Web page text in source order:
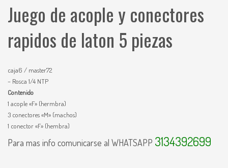
Juego de acople y conectores
rapidos de laton 5 piezas
caja6 / master72
– Rosca 1/4 NTP
Contenido
1 acople «F» (hermbra)
3 conectores «M» (machos)
1 conector «F» (hembra)
Para mas info comunicarse al WHATSAPP 3134392699